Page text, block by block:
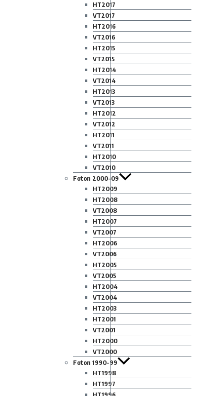
HT2017
VT2017
HT2016
VT2016
HT2015
VT2015
HT2014
VT2014
HT2013
VT2013
HT2012
VT2012
HT2011
VT2011
HT2010
VT2010
Foton 2000-09
HT2009
HT2008
VT2008
HT2007
VT2007
HT2006
VT2006
HT2005
VT2005
HT2004
VT2004
HT2003
HT2001
VT2001
HT2000
VT2000
Foton 1990-99
HT1998
HT1997